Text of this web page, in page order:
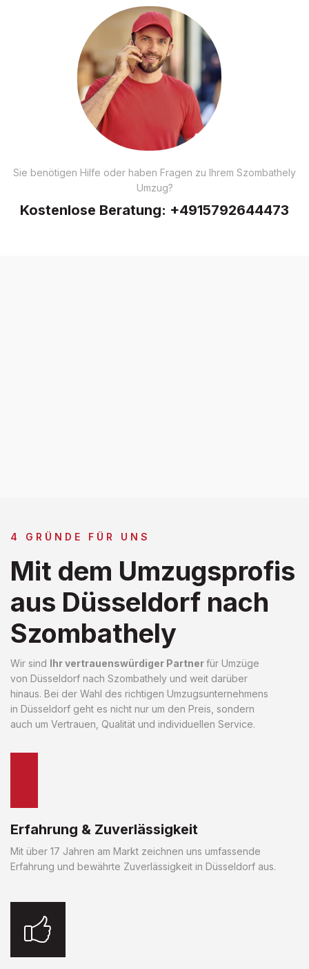
Sie benötigen Hilfe oder haben Fragen zu Ihrem Szombathely
Umzug?
Kostenlose Beratung: +4915792644473
4 GRÜNDE FÜR UNS
Mit dem Umzugsprofis
aus Düsseldorf nach
Szombathely
Wir sind Ihr vertrauenswürdiger Partnerfür Umzüge
von Düsseldorf nach Szombathely und weit darüber
hinaus. Bei der Wahl des richtigen Umzugsunternehmens
in Düsseldorf geht es nicht nur um den Preis, sondern
auch um Vertrauen, Qualität und individuellen Service.
Erfahrung & Zuverlässigkeit
Mit über 17 Jahren am Markt zeichnen uns umfassende
Erfahrung und bewährte Zuverlässigkeit in Düsseldorf aus.